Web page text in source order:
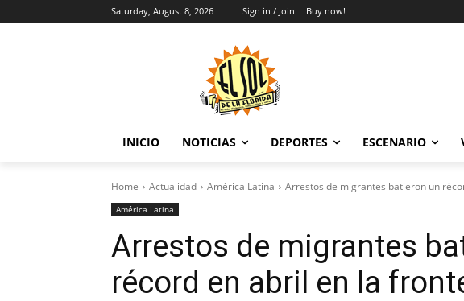
Saturday, August 8, 2026 Sign in / Join Buy now!
INICIO NOTICIAS DEPORTES ESCENARIO
Home Actualidad América Latina Arrestos de migrantes batieron un
América Latina
Arrestos de migrantes
récord en abril en la